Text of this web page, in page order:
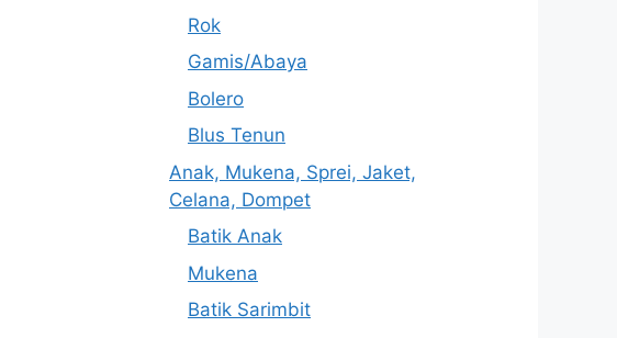
Rok
Gamis/Abaya
Bolero
Blus Tenun
Anak, Mukena, Sprei, Jaket,
Celana, Dompet
Batik Anak
Mukena
Batik Sarimbit